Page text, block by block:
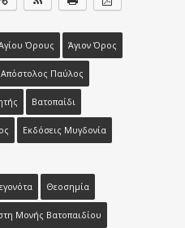
Όρους Άγιον Όρος
Απόστολος Παύλος
Βατοπαίδι
Εκδόσεις Μυγδονία
Θεοσημία
Μονής Βατοπαιδίου